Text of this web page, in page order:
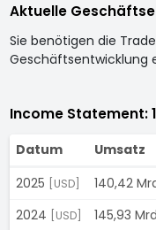
Aktuelle
Sie benötigen die
Geschäftsentwicklung
Income Statement:
Datum Umsatz
2025
[USD] 140,42
2024
[USD] 145,93